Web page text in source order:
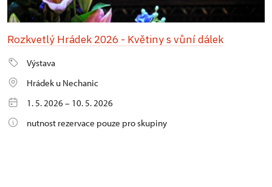
Rozkvetlý Hrádek 2026 - Květiny s vůní dálek
Výstava
Hrádek u Nechanic
1. 5. 2026 – 10. 5. 2026
nutnost rezervace pouze pro skupiny